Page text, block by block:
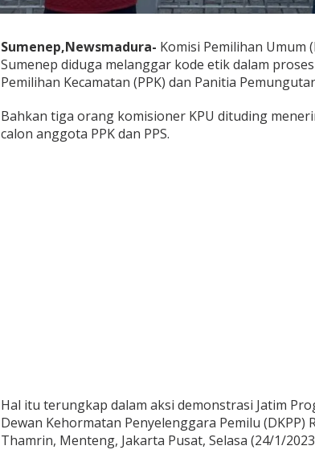
Sumenep,Newsmadura- Komisi Pemilihan Umum
Sumenep diduga melanggar kode etik dalam
Pemilihan Kecamatan (PPK) dan Panitia
Bahkan tiga orang komisioner KPU dituding
calon anggota PPK dan PPS.
Hal itu terungkap dalam aksi demonstrasi Jatim
Dewan Kehormatan Penyelenggara Pemilu (DKPP)
Thamrin, Menteng, Jakarta Pusat, Selasa (24/1/